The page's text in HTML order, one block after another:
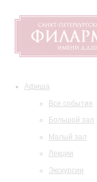
Афиша
Все события
Большой зал
Малый зал
Лекции
Экскурсии